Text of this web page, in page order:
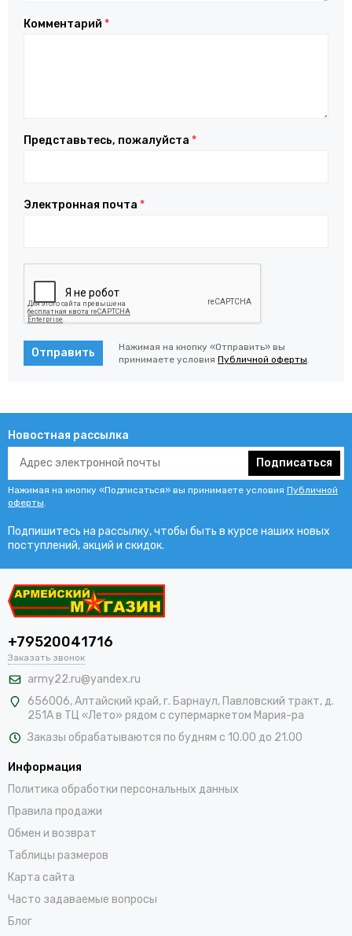
Комментарий *
Представьтесь, пожалуйста *
Электронная почта *
Отправить
Нажимая на кнопку «Отправить» вы
принимаете условия Публичной оферты.
Новостная рассылка
Подписаться
Нажимая на кнопку «Подписаться» вы принимаете условия Публичной
оферты.
Подпишитесь на рассылку, чтобы быть в курсе наших новых
поступлений, акций и скидок.
+79520041716
Заказать звонок
army22.ru@yandex.ru
656006, Алтайский край,г. Барнаул, Павловский тракт, д.
251А в ТЦ «Лето» рядом с супермаркетом Мария-ра
Заказы обрабатываются по будням с 10.00 до 21.00
Информация
Политика обработки персональных данных
Правила продажи
Обмен и возврат
Таблицы размеров
Карта сайта
Часто задаваемые вопросы
Блог